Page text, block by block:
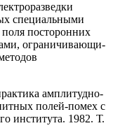
специальными
посторонних
ограничивающи­
амплитудно-
полей-помех с
института. 1982. Т.